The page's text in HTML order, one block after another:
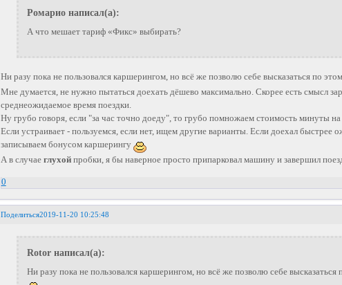
Ромарио написал(а):
А что мешает тариф «Фикс» выбирать?
Ни разу пока не пользовался каршерингом, но всё же позволю себе высказаться по
Мне думается, не нужно пытаться доехать дёшево максимально. Скорее есть смысл
среднеожидаемое время поездки.
Ну грубо говоря, если "за час точно доеду", то грубо помножаем стоимость минуты
Если устраивает - пользуемся, если нет, ищем другие варианты. Если доехал быстрее
записываем бонусом каршерингу
А в случае глухойпробки, я бы наверное просто припарковал машину и завершил
0
Поделиться2019-11-20 10:25:48
Rotor написал(а):
Ни разу пока не пользовался каршерингом, но всё же позволю себе высказаться